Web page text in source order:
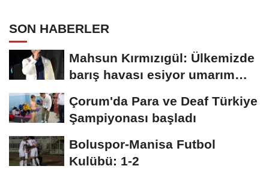
SON HABERLER
Mahsun Kırmızıgül: Ülkemizde
barış havası esiyor umarım
Çorum'da Para ve Deaf Türkiye
Şampiyonası başladı
Boluspor-Manisa Futbol
Kulübü: 1-2